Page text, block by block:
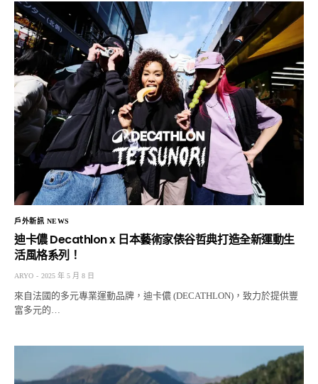
戶外新訊 NEWS
迪卡儂 Decathlon x 日本藝術家俵谷哲典打造全新運動生
活風格系列！
ARYO 2025 年 5 月 8 日
來自法國的多元專業運動品牌，迪卡儂 (DECATHLON)，致力於提供豐
富多元的…